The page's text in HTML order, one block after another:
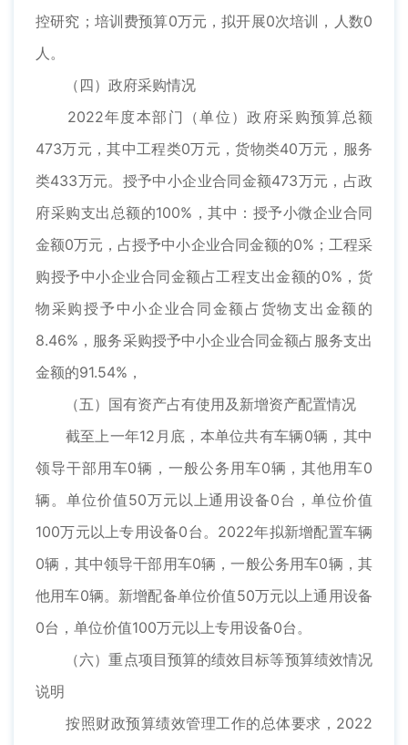
控研究；培训费预算0万元，拟开展0次培训，人数0
人。
（四）政府采购情况
2022年度本部门（单位）政府采购预算总额
473万元，其中工程类0万元，货物类40万元，服务
类433万元。授予中小企业合同金额473万元，占政
府采购支出总额的100%，其中：授予小微企业合同
金额0万元，占授予中小企业合同金额的0%；工程采
购授予中小企业合同金额占工程支出金额的0%，货
物采购授予中小企业合同金额占货物支出金额的
8.46%，服务采购授予中小企业合同金额占服务支出
金额的91.54%，
（五）国有资产占有使用及新增资产配置情况
截至上一年12月底，本单位共有车辆0辆，其中
领导干部用车0辆，一般公务用车0辆，其他用车0
辆。单位价值50万元以上通用设备0台，单位价值
100万元以上专用设备0台。2022年拟新增配置车辆
0辆，其中领导干部用车0辆，一般公务用车0辆，其
他用车0辆。新增配备单位价值50万元以上通用设备
0台，单位价值100万元以上专用设备0台。
（六）重点项目预算的绩效目标等预算绩效情况
说明
按照财政预算绩效管理工作的总体要求，2022